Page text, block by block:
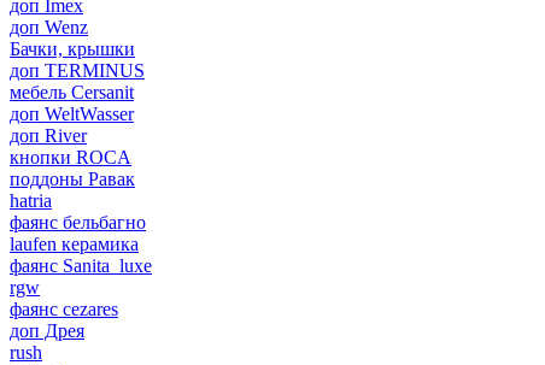
доп Imex
доп Wenz
Бачки, крышки
доп TERMINUS
мебель Cersanit
доп WeltWasser
доп River
кнопки ROCA
поддоны Равак
hatria
фаянс бельбагно
laufen керамика
фаянс Sanita_luxe
rgw
фаянс cezares
доп Дрея
rush